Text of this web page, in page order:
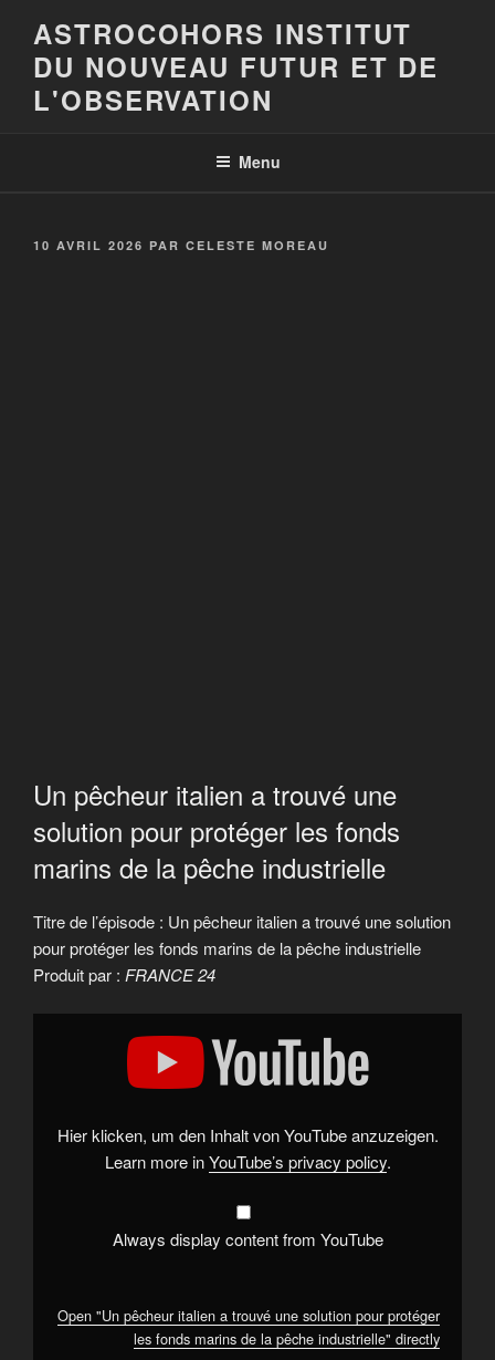
contenu
principal
ASTROCOHORS INSTITUT
DU NOUVEAU FUTUR ET DE
L'OBSERVATION
Menu
PUBLIÉ
10 AVRIL 2026 PAR CELESTE MOREAU
Un pêcheur italien a trouvé une
solution pour protéger les fonds
marins de la pêche industrielle
Titre de l’épisode : Un pêcheur italien a trouvé une solution
pour protéger les fonds marins de la pêche industrielle
Produit par : FRANCE 24
Display
solution
pourHier klicken, um den Inhalt von YouTube anzuzeigen.
Learn more inYouTube’s privacy policy.
Always display content from YouTube
Open "Un pêcheur italien a trouvé une solution pour protéger
les fonds marins de la pêche industrielle" directly